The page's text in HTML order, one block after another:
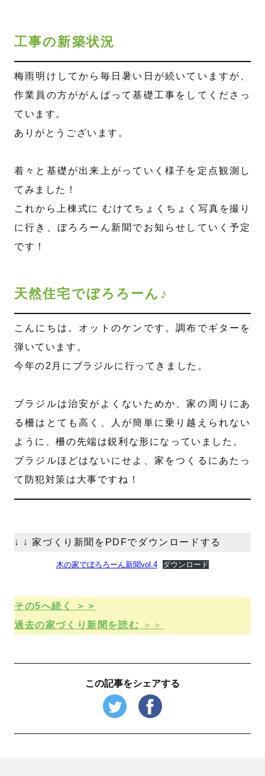
工事の新築状況
梅雨明けしてから毎日暑い日が続いていますが、
作業員の方ががんばって基礎工事をしてくださっ
ています。
ありがとうございます。
着々と基礎が出来上がっていく様子を定点観測し
てみました！
これから上棟式に むけてちょくちょく写真を撮り
に行き、ぼろろーん新聞でお知らせしていく予定
です！
天然住宅でぼろろーん♪
こんにちは。オットのケンです。調布でギターを
弾いています。
今年の2月にブラジルに行ってきました。
ブラジルは治安がよくないためか、家の周りにあ
る柵はとても高く、人が簡単に乗り越えられない
ように、柵の先端は鋭利な形になっていました。
ブラジルほどはないにせよ、家をつくるにあたっ
て防犯対策は大事ですね！
↓ ↓ 家づくり新聞をPDFでダウンロードする
木の家でぼろろーん新聞vol.4 ダウンロード
その5へ続く ＞＞
過去の家づくり新聞を読む ＞＞
この記事をシェアする